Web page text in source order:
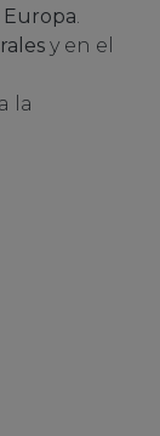
Europa.
y en el
la